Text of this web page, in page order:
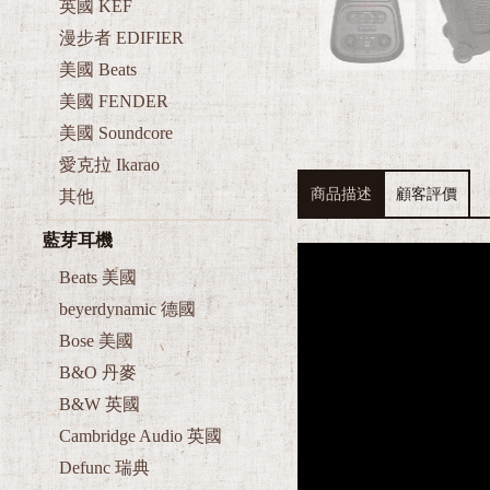
英國 KEF
漫步者 EDIFIER
美國 Beats
美國 FENDER
美國 Soundcore
愛克拉 Ikarao
其他
藍芽耳機
Beats 美國
beyerdynamic 德國
Bose 美國
B&O 丹麥
B&W 英國
Cambridge Audio 英國
Defunc 瑞典
商品描述 顧客評價